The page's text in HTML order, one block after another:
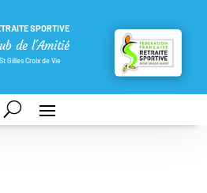
SPORTIVE
de l'Amitié
St Gilles Croix de Vie